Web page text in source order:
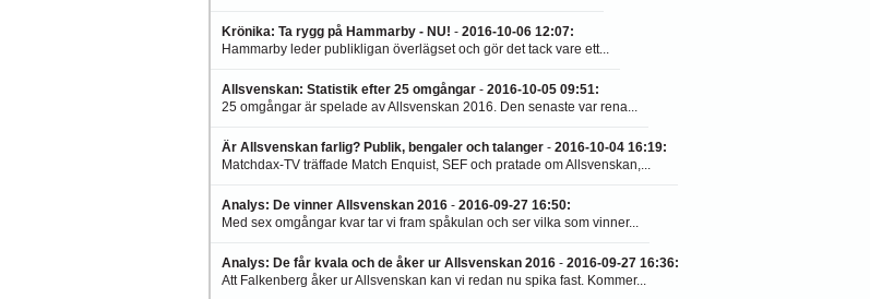
Krönika: Ta rygg på Hammarby - NU! - 2016-10-06 12:07:
Hammarby leder publikligan överlägset och gör det tack vare ett...
Allsvenskan: Statistik efter 25 omgångar - 2016-10-05 09:51:
25 omgångar är spelade av Allsvenskan 2016. Den senaste var rena...
Är Allsvenskan farlig? Publik, bengaler och talanger - 2016-10-04 16:19:
Matchdax-TV träffade Match Enquist, SEF och pratade om Allsvenskan,...
Analys: De vinner Allsvenskan 2016 - 2016-09-27 16:50:
Med sex omgångar kvar tar vi fram spåkulan och ser vilka som vinner...
Analys: De får kvala och de åker ur Allsvenskan 2016 - 2016-09-27 16:36:
Att Falkenberg åker ur Allsvenskan kan vi redan nu spika fast. Kommer...